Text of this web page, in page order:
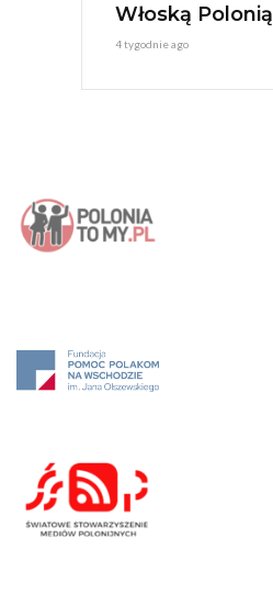
Włoską Polonią
4 tygodnie ago